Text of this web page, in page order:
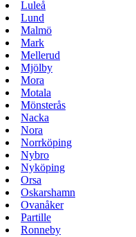
Luleå
Lund
Malmö
Mark
Mellerud
Mjölby
Mora
Motala
Mönsterås
Nacka
Nora
Norrköping
Nybro
Nyköping
Orsa
Oskarshamn
Ovanåker
Partille
Ronneby